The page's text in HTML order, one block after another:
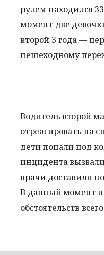
рулем находился
момент две
второй 3 года —
пешеходному
Водитель второй
отреагировать на
дети попали под
инцидента
врачи доставили
В данный момент
обстоятельств